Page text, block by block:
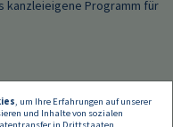
kanzleieigene Programm für
, um Ihre Erfahrungen auf unserer
und Inhalte von sozialen
in Drittstaaten